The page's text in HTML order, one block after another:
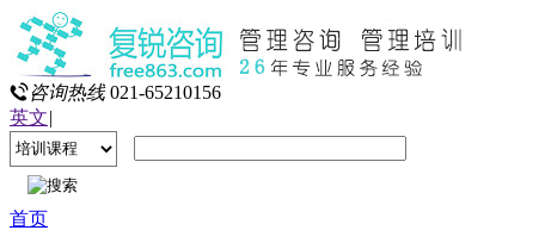
咨询热线 021-65210156
英文|
首页